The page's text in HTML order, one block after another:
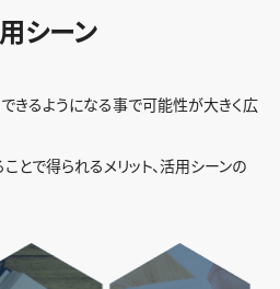
シーン
きるようになる事で可能性が大きく広
とで得られるメリット、活用シーンの